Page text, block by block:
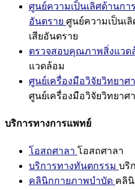
ศูนย์ความเป็นเลิศด้านกา
อันตราย ศูนย์ความเป็นเ
เสียอันตราย
ตรวจสอบคุณภาพสิ่งแวด
แวดล้อม
ศูนย์เครื่องมือวิจัยวิทยาศ
ศูนย์เครื่องมือวิจัยวิทยาศ
บริการทางการแพทย์
โอสถศาลา โอสถศาลา
บริการทางทันตกรรม บริ
คลินิกกายภาพบำบัด คลิ